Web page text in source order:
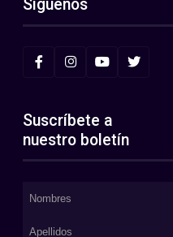
Síguenos
Suscríbete a
nuestro boletín